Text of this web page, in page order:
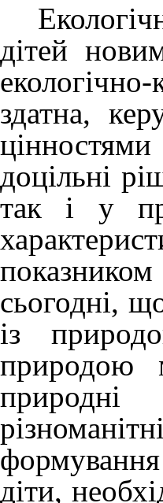
дітей
здатна,
доцільні
так і у
показником
сьогодні,
із
природою
природні
формування
діти,